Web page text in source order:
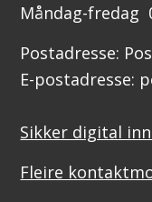
Måndag-fredag
Postadresse:
E-postadresse:
Sikker digital
Fleire